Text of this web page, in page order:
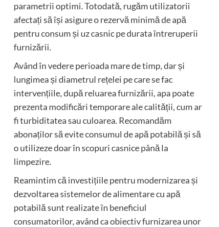
parametrii optimi. Totodată, rugăm utilizatorii
afectați să își asigure o rezervă minimă de apă
pentru consum și uz casnic pe durata întreruperii
furnizării.
Având în vedere perioada mare de timp, dar și
lungimea și diametrul rețelei pe care se fac
intervențiile, după reluarea furnizării, apa poate
prezenta modificări temporare ale calității, cum ar
fi turbiditatea sau culoarea. Recomandăm
abonaților să evite consumul de apă potabilă și să
o utilizeze doar în scopuri casnice până la
limpezire.
Reamintim că investițiile pentru modernizarea și
dezvoltarea sistemelor de alimentare cu apă
potabilă sunt realizate în beneficiul
consumatorilor, având ca obiectiv furnizarea unor